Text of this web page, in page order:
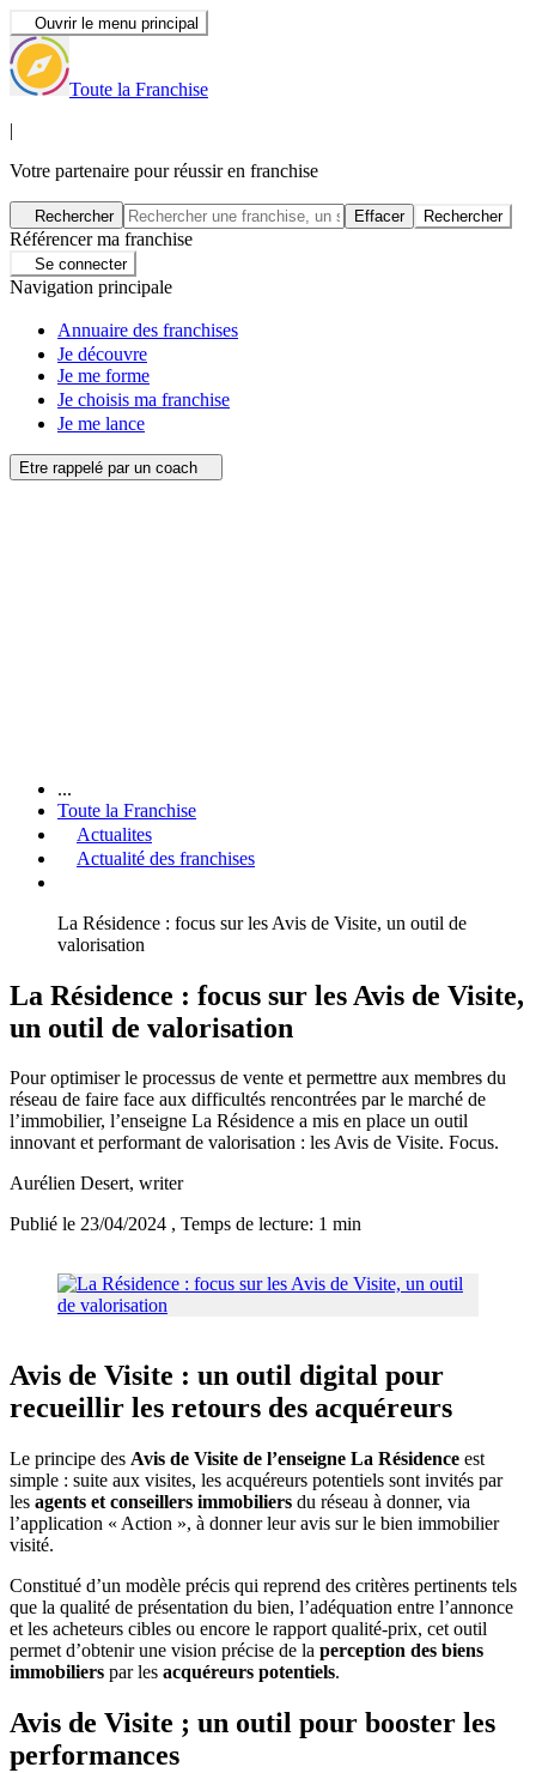
Ouvrir le menu principal
Toute la Franchise
|
Votre partenaire pour réussir en franchise
Rechercher Effacer Rechercher
Référencer ma franchise
Se connecter
Navigation principale
Annuaire des franchises
Je découvre
Je me forme
Je choisis ma franchise
Je me lance
Etre rappelé par un coach
...
Toute la Franchise
Actualites
Actualité des franchises
La Résidence : focus sur les Avis de Visite, un outil de
valorisation
La Résidence : focus sur les Avis de Visite,
un outil de valorisation
Pour optimiser le processus de vente et permettre aux membres du
réseau de faire face aux difficultés rencontrées par le marché de
l’immobilier, l’enseigne La Résidence a mis en place un outil
innovant et performant de valorisation : les Avis de Visite. Focus.
Aurélien Desert, writer
Publié le 23/04/2024 , Temps de lecture: 1 min
Avis de Visite : un outil digital pour
recueillir les retours des acquéreurs
Le principe des Avis de Visite de l’enseigne La Résidence est
simple : suite aux visites, les acquéreurs potentiels sont invités par
les agents et conseillers immobiliers du réseau à donner, via
l’application « Action », à donner leur avis sur le bien immobilier
visité.
Constitué d’un modèle précis qui reprend des critères pertinents tels
que la qualité de présentation du bien, l’adéquation entre l’annonce
et les acheteurs cibles ou encore le rapport qualité-prix, cet outil
permet d’obtenir une vision précise de la perception des biens
immobiliers par les acquéreurs potentiels.
Avis de Visite ; un outil pour booster les
performances